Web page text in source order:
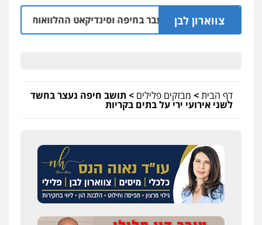
צווארון לבן
יו"ר ש"ס לשעבר בחיפה וסינדיקאט ההלוואות של משפחת
דף הבית> מבזקים פלילים > תושב חיפה נעצר בחשד
לשני אירועי ירי על בתים בקריות